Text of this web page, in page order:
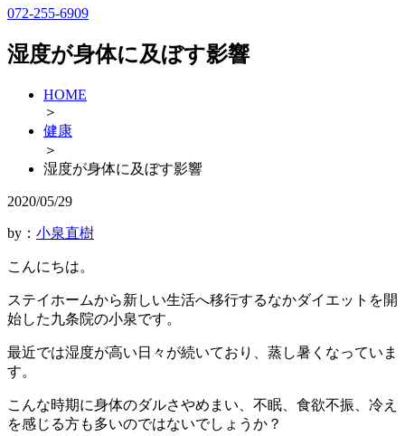
072-255-6909
湿度が身体に及ぼす影響
HOME
＞
健康
＞
湿度が身体に及ぼす影響
2020/05/29
by： 小泉直樹
こんにちは。
ステイホームから新しい生活へ移行するなかダイエットを開
始した九条院の小泉です。
最近では湿度が高い日々が続いており、蒸し暑くなっていま
す。
こんな時期に身体のダルさやめまい、不眠、食欲不振、冷え
を感じる方も多いのではないでしょうか？